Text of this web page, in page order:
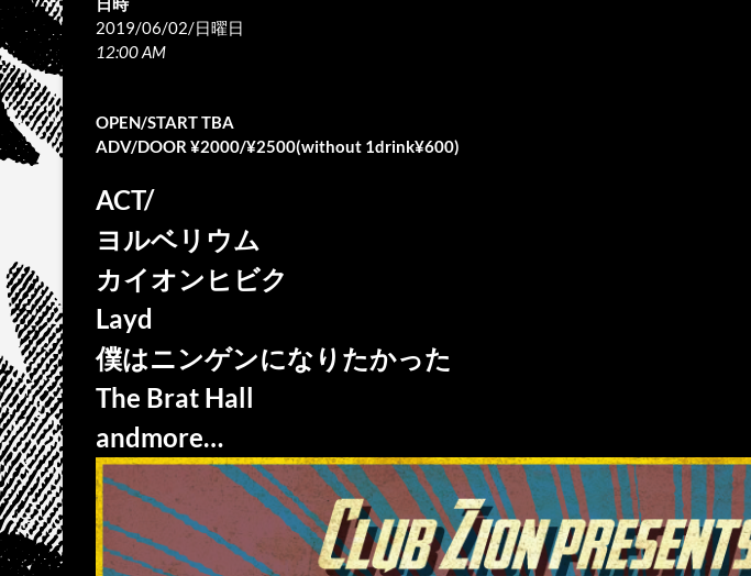
2019/06/02/日曜日
12:00 AM
OPEN/START TBA
ADV/DOOR ¥2000/¥2500(without 1drink¥600)
ACT/
ヨルベリウム
カイオンヒビク
Layd
僕はニンゲンになりたかった
The Brat Hall
andmore…